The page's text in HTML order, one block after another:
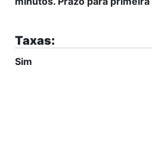
Taxas:
Sim